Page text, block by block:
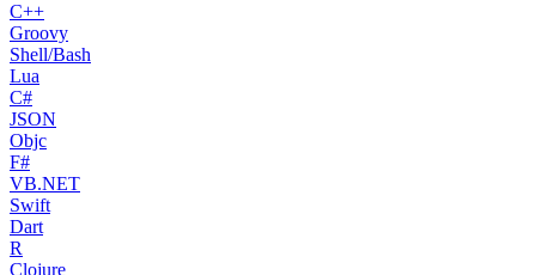
C++
Groovy
Shell/Bash
Lua
C#
JSON
Objc
F#
VB.NET
Swift
Dart
R
Clojure